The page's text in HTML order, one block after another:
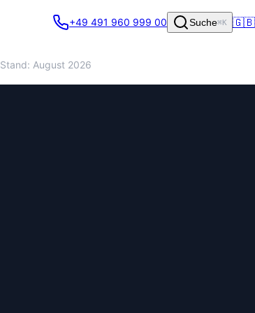
Stand: August 2026
+49 491 960 999 00 Suche⌘K 🇬🇧